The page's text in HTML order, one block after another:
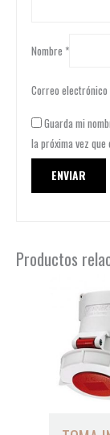
Nombre *
Correo electrónico
Guarda mi
la próxima vez que
Productos